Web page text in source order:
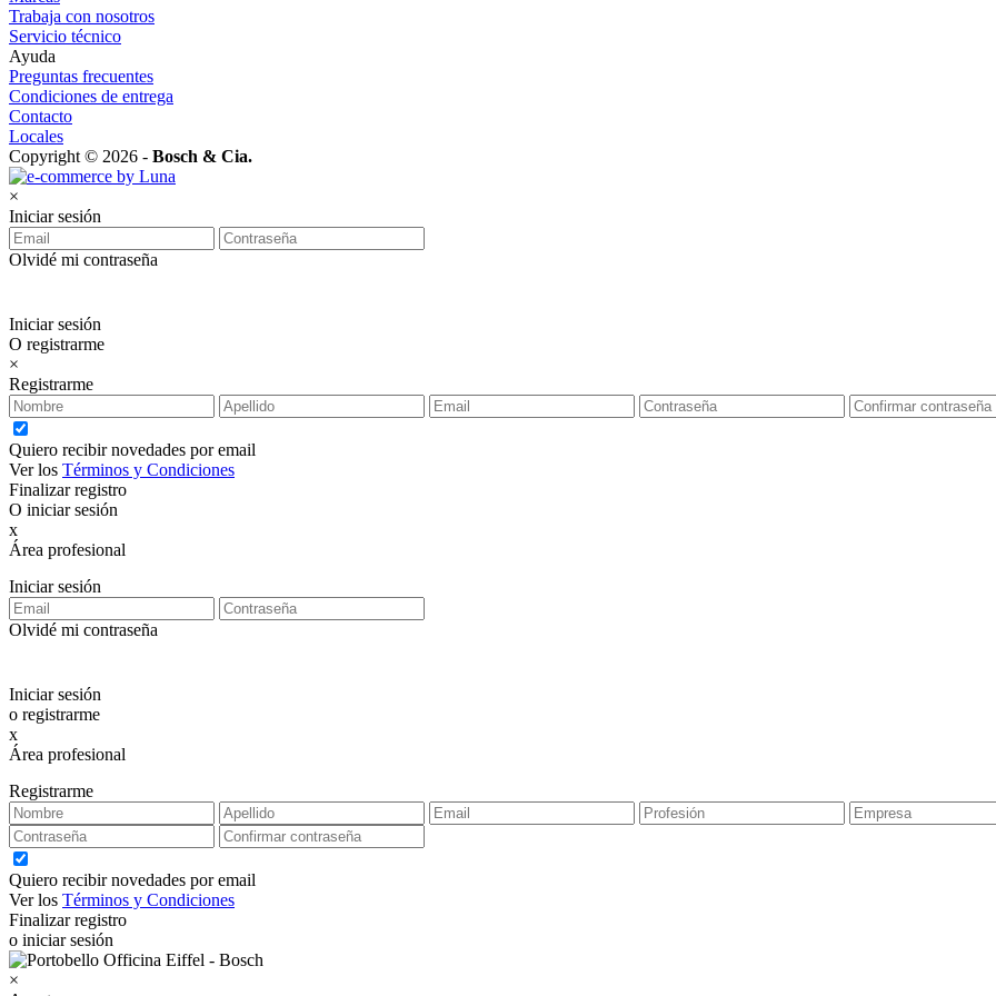
Trabaja con nosotros
Servicio técnico
Ayuda
Preguntas frecuentes
Condiciones de entrega
Contacto
Locales
Copyright © 2026 - Bosch & Cia.
×
Iniciar sesión
Olvidé mi contraseña
Iniciar sesión
O registrarme
×
Registrarme
Quiero recibir novedades por email
Ver los Términos y Condiciones
Finalizar registro
O iniciar sesión
x
Área profesional
Iniciar sesión
Olvidé mi contraseña
Iniciar sesión
o registrarme
x
Área profesional
Registrarme
Quiero recibir novedades por email
Ver los Términos y Condiciones
Finalizar registro
o iniciar sesión
×